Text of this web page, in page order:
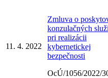
11. 4. 2022
Zmluva o
konzulačných
pri realizácii
kybernetickej
bezpečnosti
OcÚ/1056/2022/